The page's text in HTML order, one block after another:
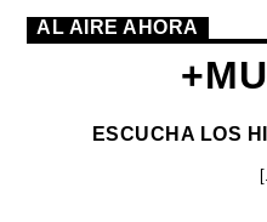
AL AIRE AHORA
ESCUCHA LOS